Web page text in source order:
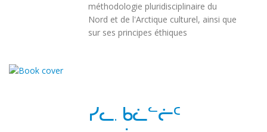
méthodologie pluridisciplinaire du
Nord et de l'Arctique culturel, ainsi que
sur ses principes éthiques
ᓯᓚ. ᑲᓛᓪᓖᑦ